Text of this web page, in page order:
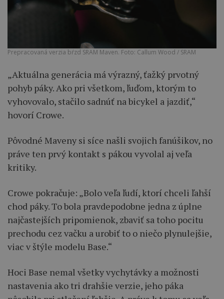
Prepracovaná verzia bŕzd SRAM Maven. Foto: Callum Wood / SRAM
„Aktuálna generácia má výrazný, ťažký prvotný
pohyb páky. Ako pri všetkom, ľuďom, ktorým to
vyhovovalo, stačilo sadnúť na bicykel a jazdiť,“
hovorí Crowe.
Pôvodné Maveny si síce našli svojich fanúšikov, no
práve ten prvý kontakt s pákou vyvolal aj veľa
kritiky.
Crowe pokračuje: „Bolo veľa ľudí, ktorí chceli ľahší
chod páky. To bola pravdepodobne jedna z úplne
najčastejších pripomienok, zbaviť sa toho pocitu
prechodu cez vačku a urobiť to o niečo plynulejšie,
viac v štýle modelu Base.“
Hoci Base nemal všetky vychytávky a možnosti
nastavenia ako tri drahšie verzie, jeho páka